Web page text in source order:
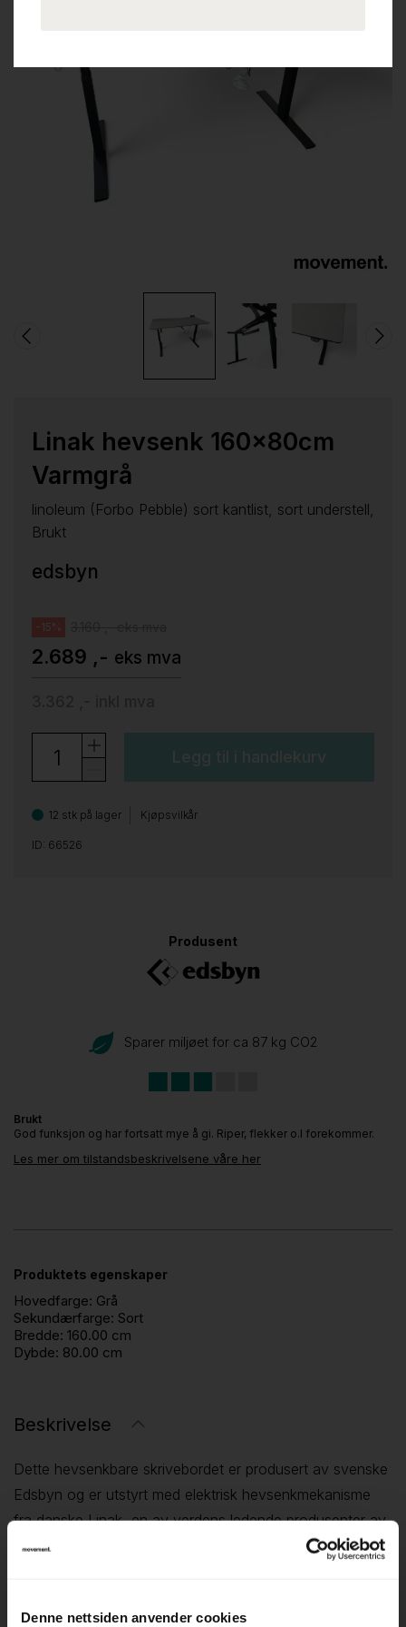
Denne nettsiden anvender cookies
Linak hevsenk 160x80cm
Varmgrå
linoleum (Forbo Pebble) sort kantlist, sort understell,
Brukt
edsbyn
-15%
2.689 ,- eks mva
Legg til i handlekurv
12 stk på lager Kjøpsvilkår
ID: 66526
Produsent
Sparer miljøet for ca 87 kg CO2
Brukt
God funksjon og har fortsatt mye å gi. Riper, flekker o.l forekommer.
Les mer om tilstandsbeskrivelsene våre her
Produktets egenskaper
Hovedfarge: Grå
Sekundærfarge: Sort
Bredde: 160.00 cm
Dybde: 80.00 cm
Beskrivelse
Dette hevsenkbare skrivebordet er produsert av svenske
Edsbyn og er utstyrt med elektrisk hevsenkmekanisme
fra danske Linak, en av verdens ledende produsenter av
løftesystemer til kontormøbler. Bordet er utviklet for